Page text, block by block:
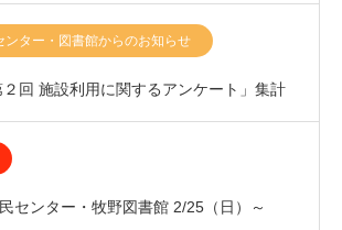
ンター・図書館からのお知らせ
回 施設利用に関するアンケート」集計
センター・牧野図書館 2/25（日）～